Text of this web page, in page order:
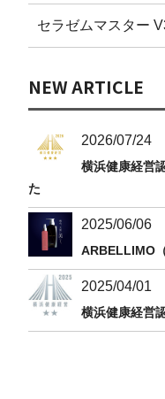
セラゼムマスター
NEW ARTICLE
2026/07/24
横浜健康経営
た
2025/06/06
ARBELLIMO
2025/04/01
横浜健康経営